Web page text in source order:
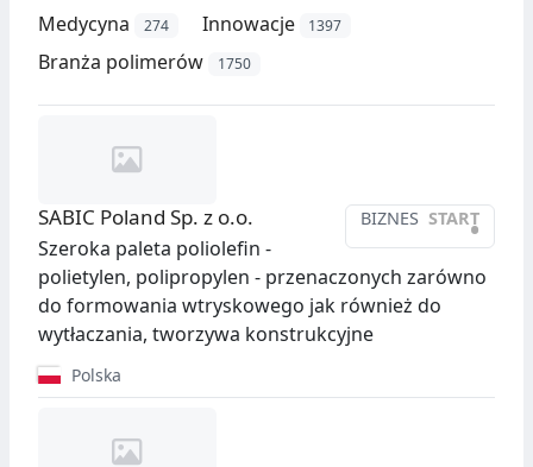
Medycyna 274 Innowacje 1397
Branża polimerów 1750
BIZNES START
•
SABIC Poland Sp. z o.o.
Szeroka paleta poliolefin -
polietylen, polipropylen - przenaczonych zarówno
do formowania wtryskowego jak również do
wytłaczania, tworzywa konstrukcyjne
Polska